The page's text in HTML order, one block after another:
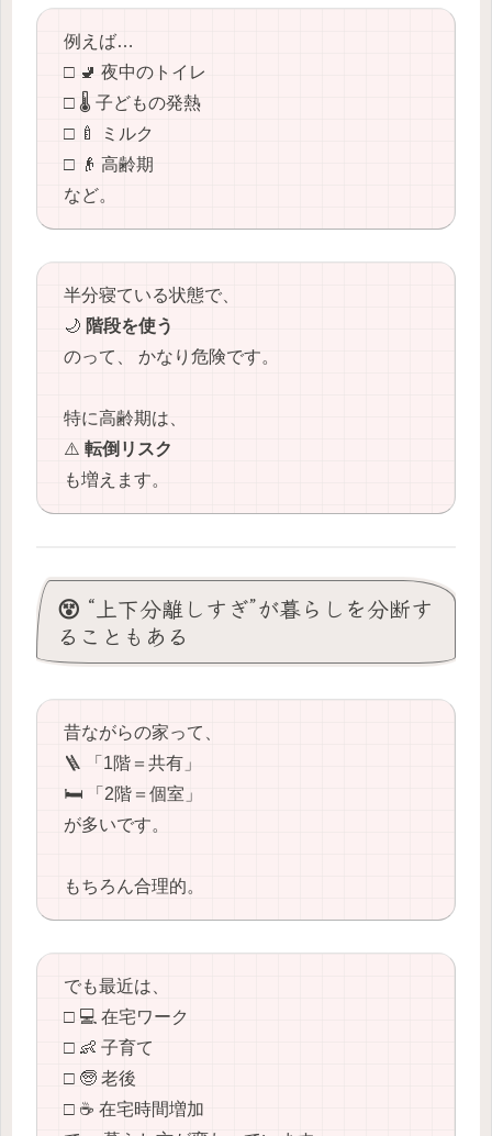
例えば…
□ 🚽 夜中のトイレ
□ 🌡️ 子どもの発熱
□ 🍼 ミルク
□ 👴 高齢期
など。
半分寝ている状態で、
🌙 階段を使う
のって、 かなり危険です。
特に高齢期は、
⚠️ 転倒リスク
も増えます。
😵 “上下分離しすぎ”が暮らしを分断す
ることもある
昔ながらの家って、
🪜 「1階＝共有」
🛏️ 「2階＝個室」
が多いです。
もちろん合理的。
でも最近は、
□ 💻 在宅ワーク
□ 👶 子育て
□ 🧓 老後
□ ☕ 在宅時間増加